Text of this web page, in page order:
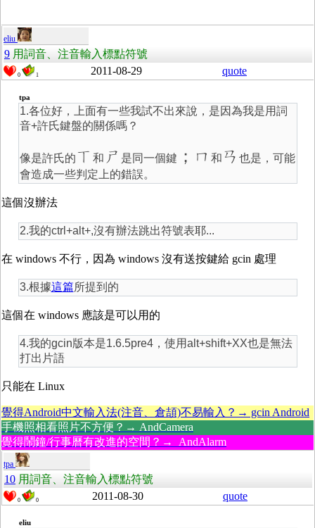
eliu
9 用詞音、注音輸入標點符號
0 1 2011-08-29 quote
tpa
1.各位好，上面有一些我試不出來說，是因為我是用詞
音+許氏鍵盤的關係嗎？
像是許氏的 ㄒ 和 ㄕ 是同一個鍵 ；ㄇ 和 ㄢ 也是，可能
會造成一些判定上的錯誤。
這個沒辦法
2.我的ctrl+alt+,沒有辦法跳出符號表耶...
在 windows 不行，因為 windows 沒有送按鍵給 gcin 處理
3.根據這篇所提到的
這個在 windows 應該是可以用的
4.我的gcin版本是1.6.5pre4，使用alt+shift+XX也是無法
打出片語
只能在 Linux
覺得Android中文輸入法(注音、倉頡)不易輸入？→ gcin Android
手機照相看照片不方便？→ AndCamera
覺得鬧鐘/行事曆有改進的空間？→ AndAlarm
tpa
10 用詞音、注音輸入標點符號
0 0 2011-08-30 quote
eliu